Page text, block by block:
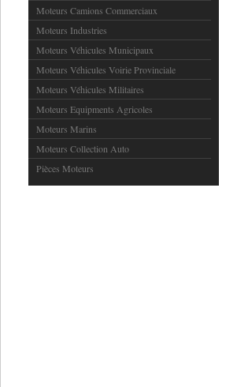
Moteurs Camions Commerciaux
Moteurs Industries
Moteurs Véhicules Municipaux
Moteurs Véhicules Voirie Provinciale
Moteurs Véhicules Militaires
Moteurs Equipments Agricoles
Moteurs Marins
Moteurs Collection Auto
Pièces Moteurs